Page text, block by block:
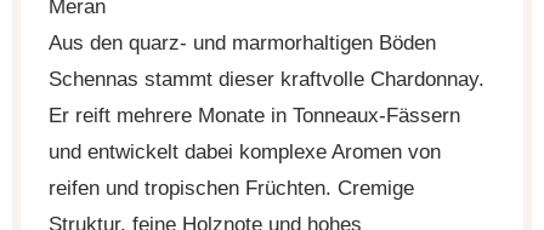
Meran
Aus den quarz- und marmorhaltigen Böden
Schennas stammt dieser kraftvolle Chardonnay.
Er reift mehrere Monate in Tonneaux-Fässern
und entwickelt dabei komplexe Aromen von
reifen und tropischen Früchten. Cremige
Struktur, feine Holznote und hohes